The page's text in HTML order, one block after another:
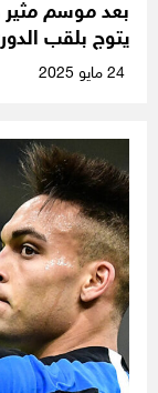
بعد موسم مثير
يتوج بلقب